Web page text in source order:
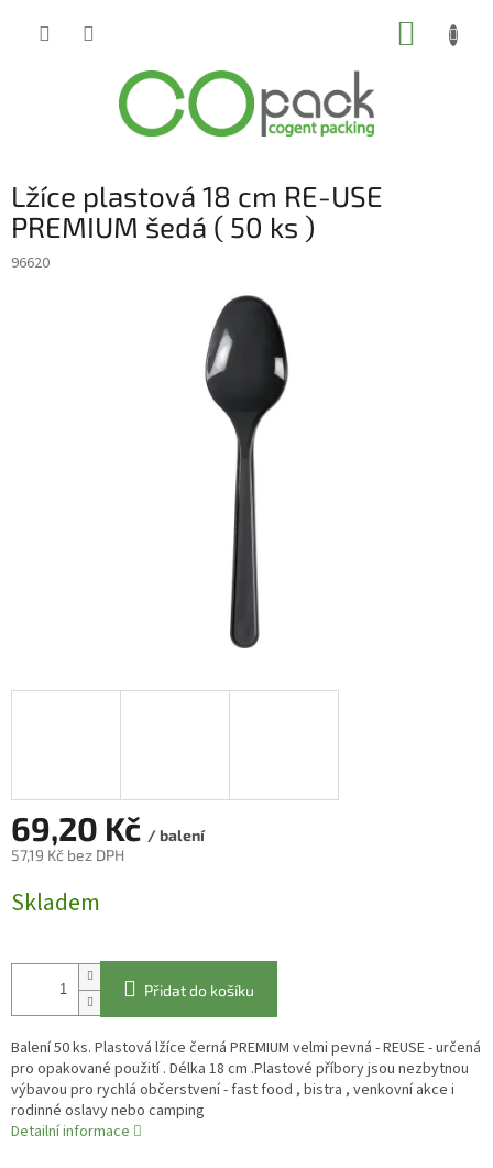
Lžíce plastová 18 cm RE-USE
PREMIUM šedá ( 50 ks )
96620
69,20 Kč / balení
57,19 Kč bez DPH
cena:
Skladem
Přidat do košíku
Balení 50 ks. Plastová lžíce černá PREMIUM velmi pevná - REUSE - určená
pro opakované použití . Délka 18 cm .Plastové příbory jsou nezbytnou
výbavou pro rychlá občerstvení - fast food , bistra , venkovní akce i
rodinné oslavy nebo camping
Detailní informace